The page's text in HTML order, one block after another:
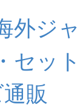
外ジャ
セット
販